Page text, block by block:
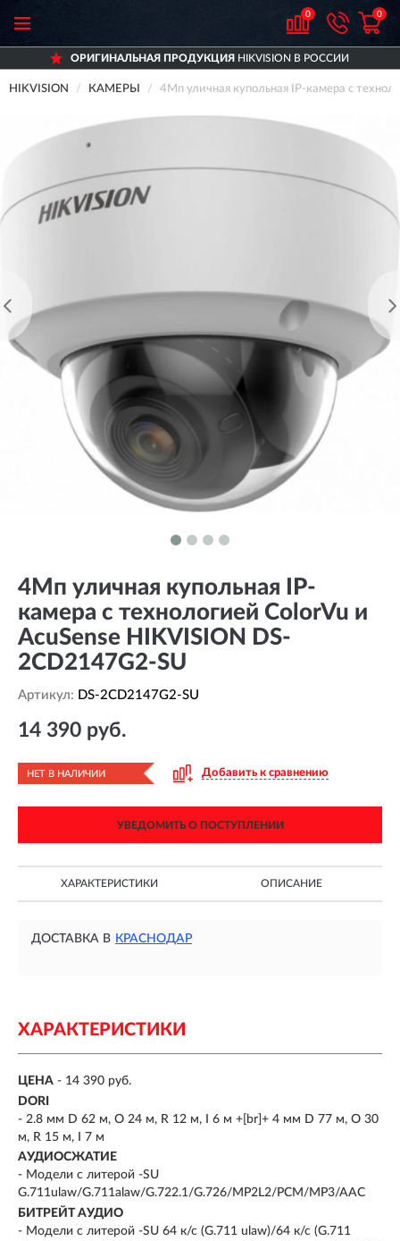
0 0
ОРИГИНАЛЬНАЯ ПРОДУКЦИЯHIKVISION В РОССИИ
HIKVISION КАМЕРЫ 4Мп уличная купольная IP-камера с
4Мп уличная купольная IP-
камера с технологией ColorVu и
AcuSense HIKVISION DS-
2CD2147G2-SU
Артикул: DS-2CD2147G2-SU
14 390 руб.
НЕТ В НАЛИЧИИ Добавить к сравнению
УВЕДОМИТЬ О ПОСТУПЛЕНИИ
ХАРАКТЕРИСТИКИ ОПИСАНИЕ
ДОСТАВКА В КРАСНОДАР
ХАРАКТЕРИСТИКИ
ЦЕНА - 14 390 руб.
DORI
- 2.8 мм D 62 м, O 24 м, R 12 м, I 6 м +[br]+ 4 мм D 77 м, O 30
м, R 15 м, I 7 м
АУДИОСЖАТИЕ
- Модели с литерой -SU
G.711ulaw/G.711alaw/G.722.1/G.726/MP2L2/PCM/MP3/AAC
БИТРЕЙТ АУДИО
- Модели с литерой -SU 64 к/с (G.711 ulaw)/64 к/с (G.711